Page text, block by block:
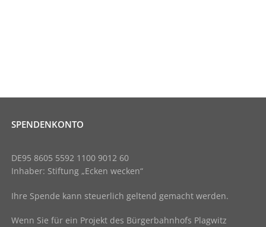
SPENDENKONTO
DE95 8605 5592 1100 9012 60
Inhaber: Stiftung „Ecken wecken“
Ihre Spende kann steuerlich geltend gemacht werden.
Wenn Sie für ein Projekt des Bürgerbahnhofs Plagwitz